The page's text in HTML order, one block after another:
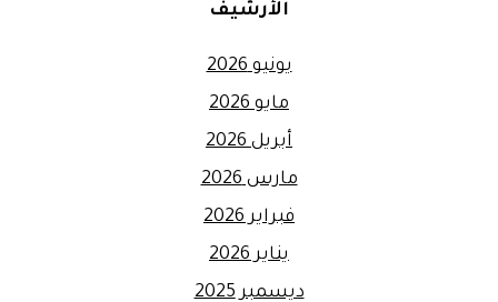
الأرشيف
يونيو 2026
مايو 2026
أبريل 2026
مارس 2026
فبراير 2026
يناير 2026
ديسمبر 2025